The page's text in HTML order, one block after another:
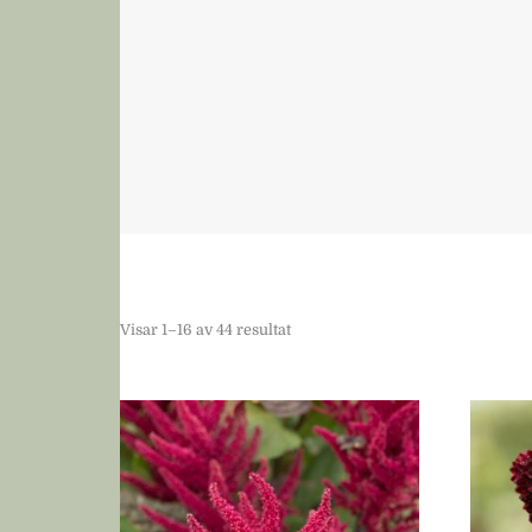
Visar 1–16 av 44 resultat